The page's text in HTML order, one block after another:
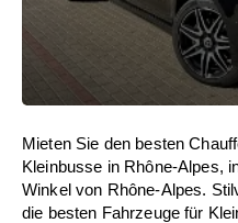
Mieten Sie den besten
Kleinbusse in Rhône-Alpes,
Winkel von Rhône-Alpes.
die besten Fahrzeuge für